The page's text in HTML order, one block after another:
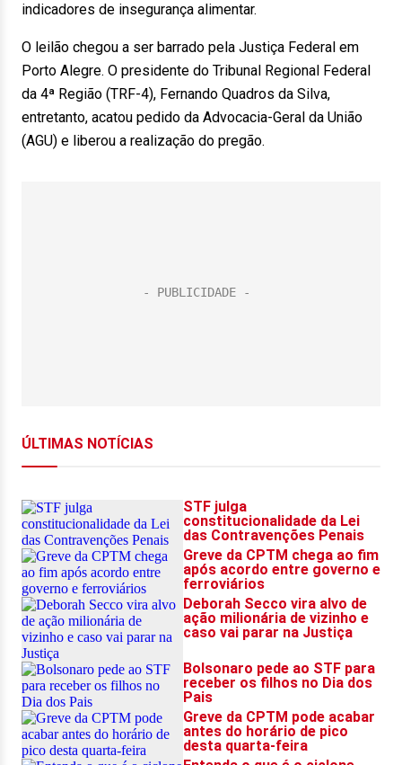
indicadores de insegurança alimentar.
O leilão chegou a ser barrado pela Justiça Federal em
Porto Alegre. O presidente do Tribunal Regional Federal
da 4ª Região (TRF-4), Fernando Quadros da Silva,
entretanto, acatou pedido da Advocacia-Geral da União
(AGU) e liberou a realização do pregão.